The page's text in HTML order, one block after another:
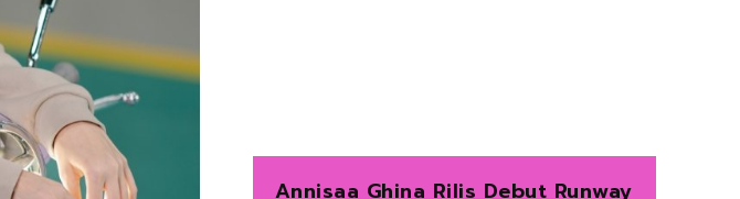
Annisaa Ghina Rilis Debut Runway